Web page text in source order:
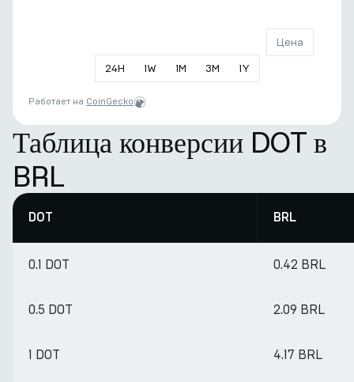
24H 1W 1M 3M 1Y
Цена
Работает на CoinGecko
Таблица конверсии DOT в
BRL
DOT BRL
0.1 DOT 0.42 BRL
0.5 DOT 2.09 BRL
1 DOT 4.17 BRL